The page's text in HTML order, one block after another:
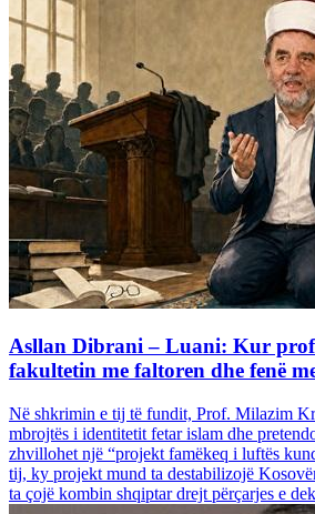
Asllan Dibrani – Luani: Kur
fakultetin me faltoren dhe fenë
Në shkrimin e tij të fundit, Prof. Milazim
mbrojtës i identitetit fetar islam dhe
zhvillohet një “projekt famëkeq i luftës
tij, ky projekt mund ta destabilizojë
ta çojë kombin shqiptar drejt përçarjes e